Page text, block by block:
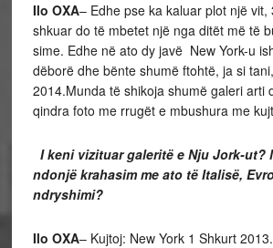
Ilo OXA– Edhe pse ka kaluar plot një vit,
shkuar do të mbetet një nga ditët më të
sime. Edhe në ato dy javë New York-u
dëborë dhe bënte shumë ftohtë, ja si
2014.Munda të shikoja shumë galeri arti
qindra foto me rrugët e mbushura me
I keni vizituar galeritë e Nju Jork-ut?
ndonjë krahasim me ato të Italisë,
ndryshimi?
Ilo OXA– Kujtoj: New York 1 Shkurt